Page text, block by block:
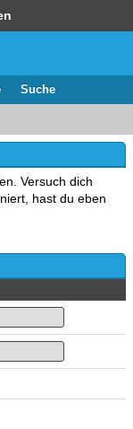
Suche
Versuch dich
hast du eben